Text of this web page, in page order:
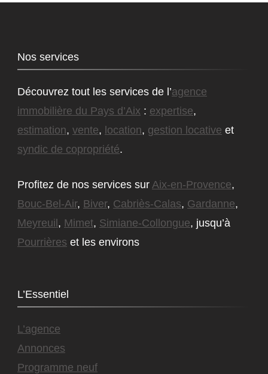
Nos services
Découvrez tout les services de l’agence
immobilière du Pays d’Aix : expertise,
estimation, vente, location, gestion locative et
syndic de copropriété.
Profitez de nos services sur Aix-en-Provence,
Bouc-Bel-Air, Biver, Cabriès-Calas, Gardanne,
Meyreuil, Mimet, Simiane-Collongue, jusqu’à
Pourrières et les environs
L’Essentiel
L’agence
Annonces
Programme neuf